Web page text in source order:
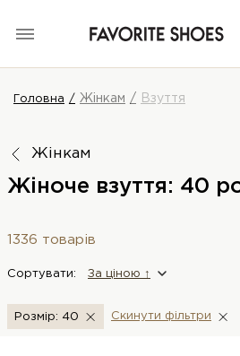
Головна Жінкам Взуття
Жінкам
Жіноче взуття: 40
1336 товарів
Сортувати: За цiною ↑
Розмір: 40 Скинути фiльтри